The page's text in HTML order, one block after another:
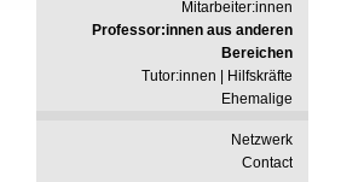
Mitarbeiter:innen
Professor:innen aus anderen
Bereichen
Tutor:innen | Hilfskräfte
Ehemalige
Netzwerk
Contact